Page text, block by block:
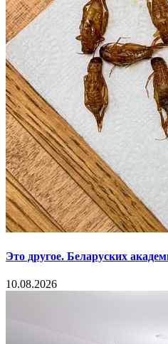
Это другое. Беларуских
10.08.2026